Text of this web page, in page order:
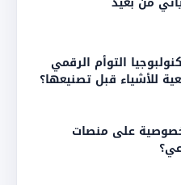
التوأم الرقمي
للأشياء قبل تصنيعها؟
على منصات